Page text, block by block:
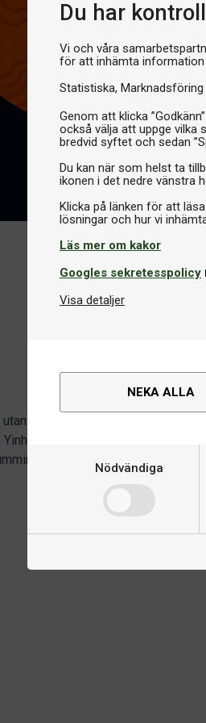
Du har
Vi och våra
för att inhämta
Statistiska Marknadsföring
Genom att klicka
också välja att uppge vilka
bredvid syftet och sedan
Du kan när som helst ta
ikonen i det nedre vänstra
Klicka på länken för att
Läs mer om kakor
Googles sekretesspolicy
Visa detaljer
NEKA ALLA
Nödvändiga
att vara klibbigt. Gummit har
Venus III är mer lik europeiska